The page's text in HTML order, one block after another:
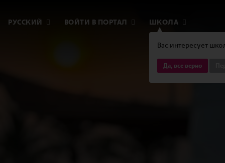
РУССКИЙ ВОЙТИ В ПОРТАЛ
Вас интересует
Да, все верно
ШКОЛА